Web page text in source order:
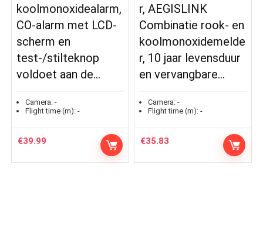
koolmonoxidealarm,
CO-alarm met LCD-
scherm en
test-/stilteknop
voldoet aan de…
Camera: -
Flight time (m): -
€39.99
r, AEGISLINK
Combinatie rook- en
koolmonoxidemelde
r, 10 jaar levensduur
en vervangbare…
Camera: -
Flight time (m): -
€35.83